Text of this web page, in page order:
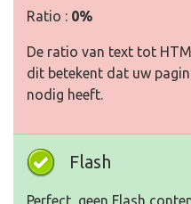
Ratio : 0%
De ratio van text tot
dit betekent dat uw
nodig heeft.
Flash
Perfect, geen Flash